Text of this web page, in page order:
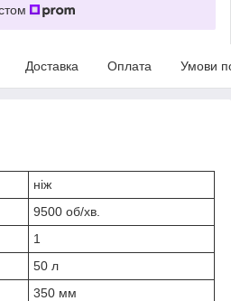
Доставка Оплата Умови
ніж
9500 об/хв.
1
50 л
350 мм